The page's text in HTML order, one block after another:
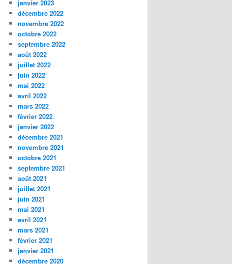
janvier 2023
décembre 2022
novembre 2022
octobre 2022
septembre 2022
août 2022
juillet 2022
juin 2022
mai 2022
avril 2022
mars 2022
février 2022
janvier 2022
décembre 2021
novembre 2021
octobre 2021
septembre 2021
août 2021
juillet 2021
juin 2021
mai 2021
avril 2021
mars 2021
février 2021
janvier 2021
décembre 2020